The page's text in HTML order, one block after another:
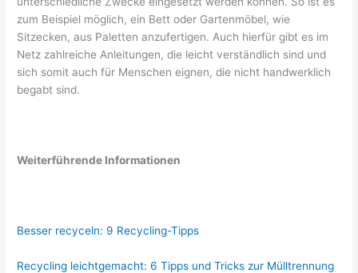
zum Beispiel möglich, ein Bett oder Gartenmöbel, wie
Sitzecken, aus Paletten anzufertigen. Auch hierfür gibt es im
Netz zahlreiche Anleitungen, die leicht verständlich sind und
sich somit auch für Menschen eignen, die nicht handwerklich
begabt sind.
Weiterführende Informationen
Besser recyceln: 9 Recycling-Tipps
Recycling leichtgemacht: 6 Tipps und Tricks zur Mülltrennung